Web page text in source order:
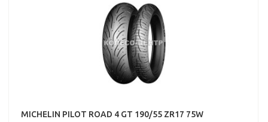
MICHELIN PILOT ROAD 4 GT 190/55 ZR17 75W